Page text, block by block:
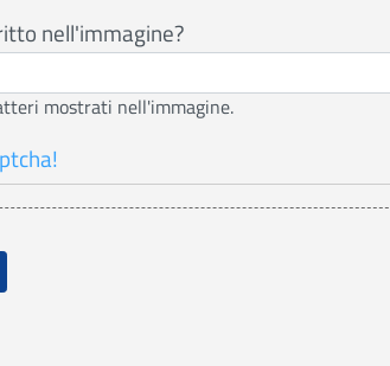
nell'immagine?
mostrati nell'immagine.